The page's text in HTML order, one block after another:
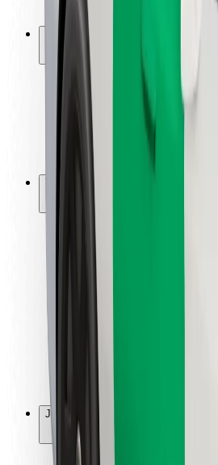
Turvallisuus Lab
Kaupungit
Sijainnit
Kaupunkiratkaisut
Lentokentät
Boltin lataustelineet
Tuki
Kuljettajille
Ruokaläheteille
Bolt Food
Ravintoloille
Bolt for Business
Jotain muuta
Tavarantoimittajille